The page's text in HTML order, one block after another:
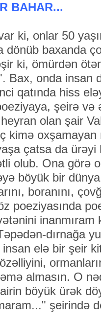
BAHAR...
ki, onlar 50
dönüb baxanda
ki, ömürdən
Bax, onda insan
qatında hiss
şeirə və
olan şair
kimə
çatsa da ürəyi
olub. Ona görə
böyük bir
boranını,
poeziyasında
dırnağa
elə bir şeir
almasın. O
böyük ürək
şeirində